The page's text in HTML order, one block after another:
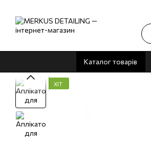
Каталог товарів
ХІТ